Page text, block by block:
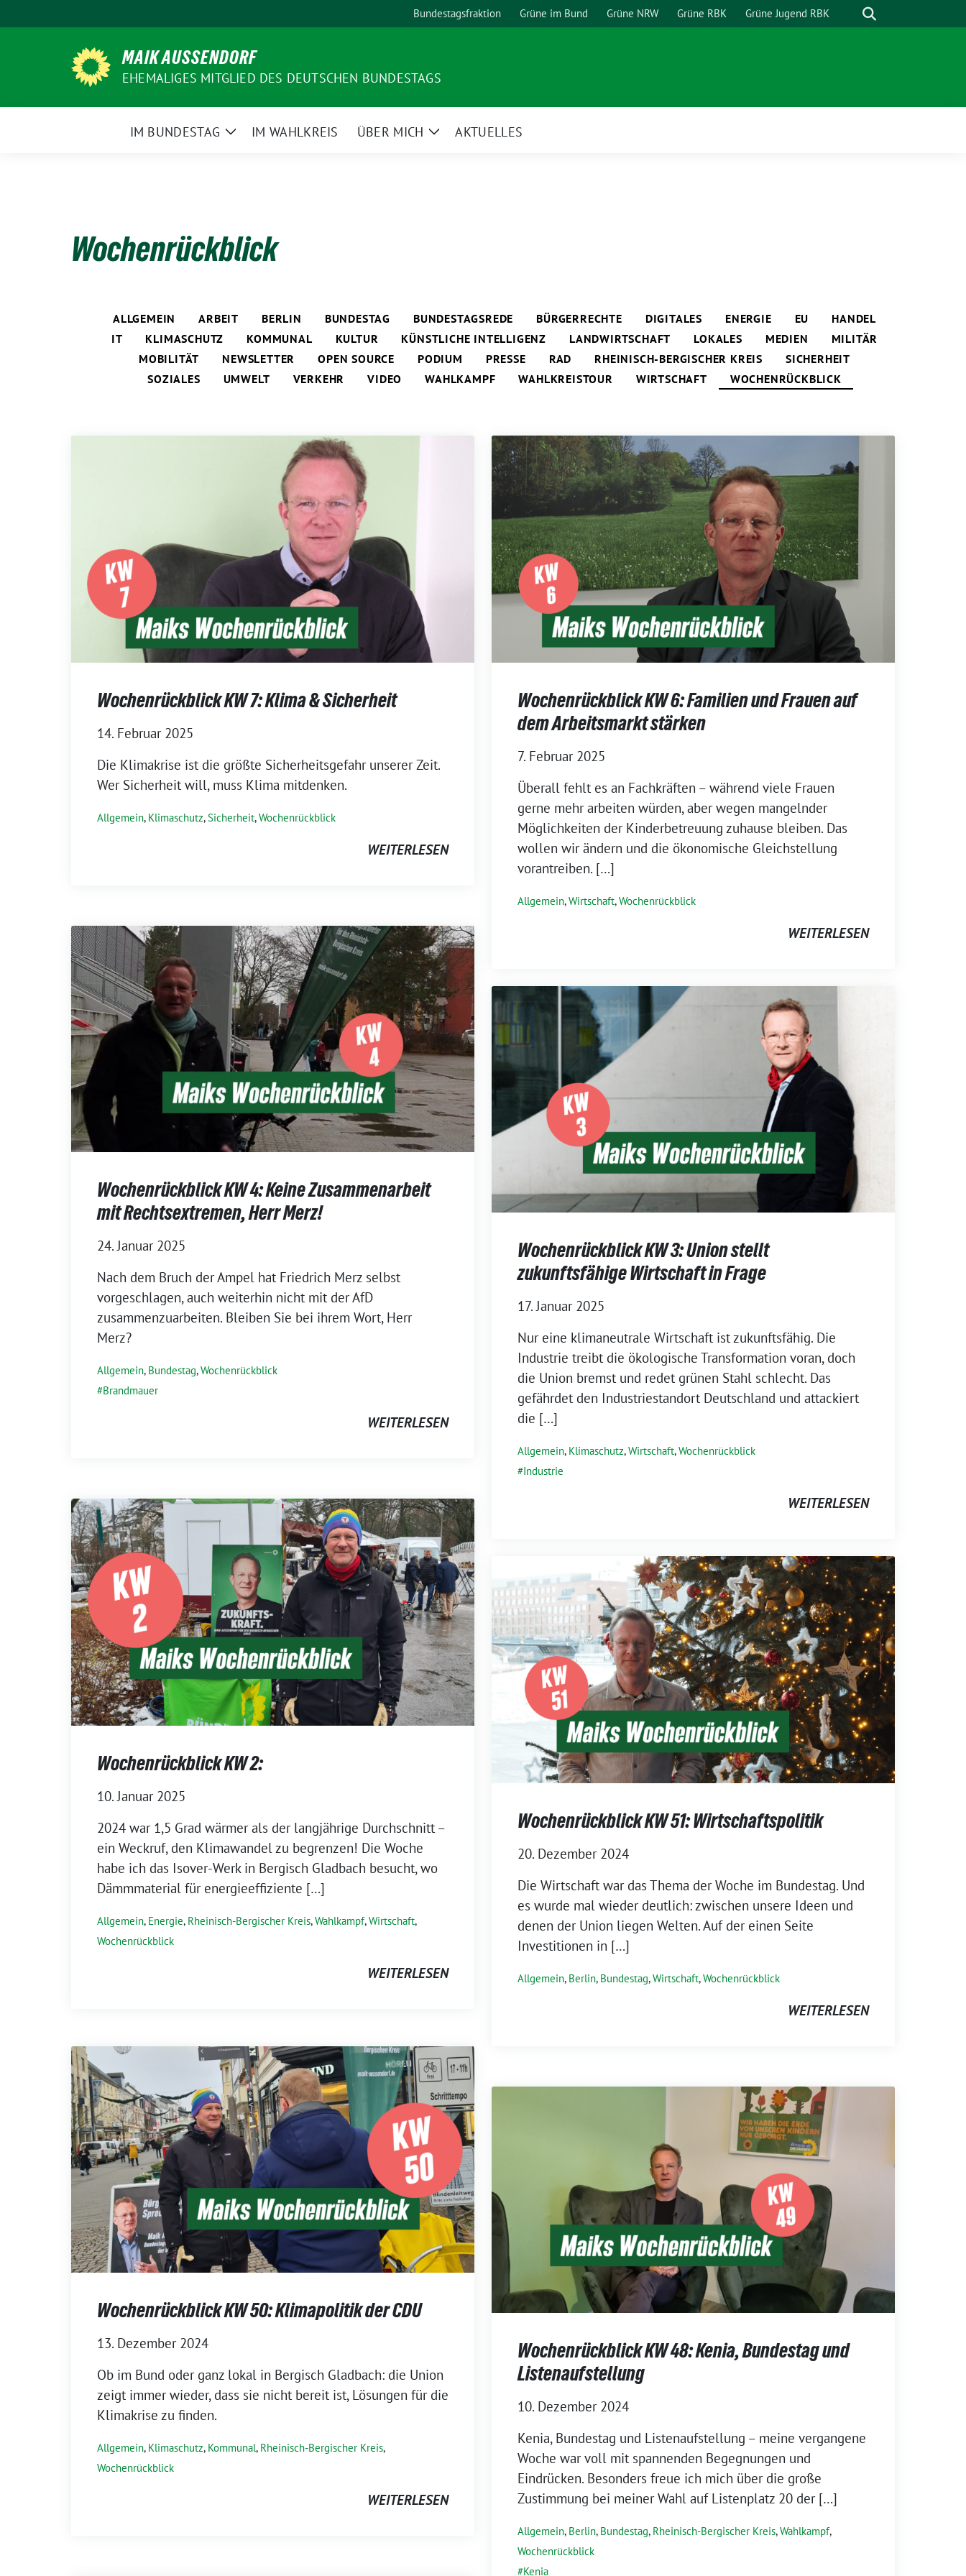
zum
Bundestagsfraktion Grüne im Bund Grüne NRW Grüne RBK Grüne Jugend RBK Suche
MAIK AUSSENDORF
EHEMALIGES MITGLIED DES DEUTSCHEN BUNDESTAGS
IM BUNDESTAG
ZeigeIM WAHLKREIS ÜBER MICH
ZeigeAKTUELLES
Wochenrückblick
ALLGEMEIN ARBEIT BERLIN BUNDESTAG BUNDESTAGSREDE BÜRGERRECHTE DIGITALES ENERGIE EU
HANDEL
IT
KLIMASCHUTZ KOMMUNAL KULTUR KÜNSTLICHE INTELLIGENZ LANDWIRTSCHAFT LOKALES MEDIEN
MILITÄR
MOBILITÄT
NEWSLETTER OPEN SOURCE PODIUM PRESSE RAD RHEINISCH-BERGISCHER KREIS
SICHERHEIT
SOZIALES
UMWELT VERKEHR VIDEO WAHLKAMPF WAHLKREISTOUR WIRTSCHAFT WOCHENRÜCKBLICK
Wochenrückblick KW 7: Klima & Sicherheit
14. Februar 2025
Die Klimakrise ist die größte Sicherheitsgefahr unserer Zeit.
Wer Sicherheit will, muss Klima mitdenken.
Allgemein, Klimaschutz,Sicherheit,Wochenrückblick
WEITERLESEN
Wochenrückblick KW 6: Familien und Frauen auf
dem Arbeitsmarkt stärken
7. Februar 2025
Überall fehlt es an Fachkräften – während viele Frauen
gerne mehr arbeiten würden, aber wegen mangelnder
Möglichkeiten der Kinderbetreuung zuhause bleiben. Das
wollen wir ändern und die ökonomische Gleichstellung
vorantreiben. […]
Allgemein,Wirtschaft,Wochenrückblick
WEITERLESEN
Wochenrückblick KW 4: Keine Zusammenarbeit
mit Rechtsextremen, Herr Merz!
24. Januar 2025
Nach dem Bruch der Ampel hat Friedrich Merz selbst
vorgeschlagen, auch weiterhin nicht mit der AfD
zusammenzuarbeiten. Bleiben Sie bei ihrem Wort, Herr
Merz?
Allgemein, Bundestag,Wochenrückblick
Brandmauer
WEITERLESEN
Wochenrückblick KW 3: Union stellt
zukunftsfähige Wirtschaft in Frage
17. Januar 2025
Nur eine klimaneutrale Wirtschaft ist zukunftsfähig. Die
Industrie treibt die ökologische Transformation voran, doch
die Union bremst und redet grünen Stahl schlecht. Das
gefährdet den Industriestandort Deutschland und attackiert
die […]
Allgemein, Klimaschutz,Wirtschaft,Wochenrückblick
Industrie
WEITERLESEN
Wochenrückblick KW 2:
10. Januar 2025
2024 war 1,5 Grad wärmer als der langjährige Durchschnitt –
ein Weckruf, den Klimawandel zu begrenzen! Die Woche
habe ich das Isover-Werk in Bergisch Gladbach besucht, wo
Dämmmaterial für energieeffiziente […]
Allgemein, Energie, Rheinisch-Bergischer Kreis,Wahlkampf,Wirtschaft,
Wochenrückblick
WEITERLESEN
Wochenrückblick KW 51: Wirtschaftspolitik
20. Dezember 2024
Die Wirtschaft war das Thema der Woche im Bundestag. Und
es wurde mal wieder deutlich: zwischen unsere Ideen und
denen der Union liegen Welten. Auf der einen Seite
Investitionen in […]
Allgemein, Berlin, Bundestag,Wirtschaft,Wochenrückblick
WEITERLESEN
Wochenrückblick KW 50: Klimapolitik der CDU
13. Dezember 2024
Ob im Bund oder ganz lokal in Bergisch Gladbach: die Union
zeigt immer wieder, dass sie nicht bereit ist, Lösungen für die
Klimakrise zu finden.
Allgemein, Klimaschutz, Kommunal, Rheinisch-Bergischer Kreis,
Wochenrückblick
WEITERLESEN
Wochenrückblick KW 48: Kenia, Bundestag und
Listenaufstellung
10. Dezember 2024
Kenia, Bundestag und Listenaufstellung – meine vergangene
Woche war voll mit spannenden Begegnungen und
Eindrücken. Besonders freue ich mich über die große
Zustimmung bei meiner Wahl auf Listenplatz 20 der […]
Allgemein, Berlin, Bundestag, Rheinisch-Bergischer Kreis,Wahlkampf,
Wochenrückblick
Kenia